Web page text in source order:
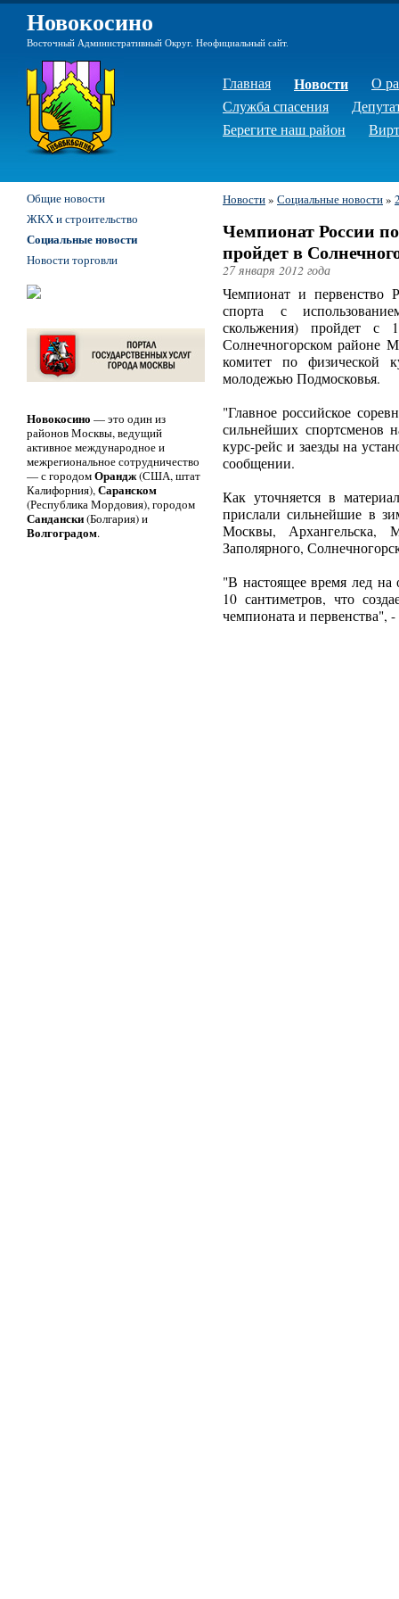
Новокосино
Восточный Административный Округ. Неофициальный сайт.
Главная Новости
О
Служба спасения
Берегите наш район
Новости» Социальные новости»
Чемпионат России
пройдет в
27 января 2012 года
Чемпионат и первенство
спорта с
скольжения) пройдет
Солнечногорском районе
комитет по физической
молодежью Подмосковья.
"Главное российское
сильнейших спортсменов
курс-рейс и заезды на
сообщении.
Как уточняется в
прислали сильнейшие в
Москвы, Архангельска,
Заполярного,
"В настоящее время лед на
10 сантиметров, что
чемпионата и первенства",
Общие новости
ЖКХ и строительство
Социальные новости
Новости торговли
Новокосино — это один из
районов Москвы, ведущий
активное международное и
межрегиональное сотрудничество
— с городомОрандж(США, штат
Калифорния),Саранском
(Республика Мордовия), городом
Сандански(Болгария) и
Волгоградом.